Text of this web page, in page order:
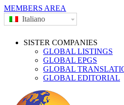
MEMBERS AREA
Italiano
SISTER COMPANIES
GLOBAL LISTINGS
GLOBAL EPGS
GLOBAL
GLOBAL EDITORIAL